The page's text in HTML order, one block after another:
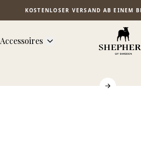
KOSTENLOSER VERSAND AB EINEM
Accessoires